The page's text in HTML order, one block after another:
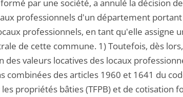
par une société, a annulé la décision
professionnels d'un département
professionnels, en tant qu'elle assigne
de cette commune. 1) Toutefois, dès
valeurs locatives des locaux
combinées des articles 1960 et 1641 du
propriétés bâties (TFPB) et de cotisation